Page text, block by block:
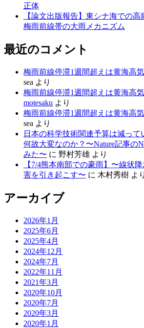
正体
【論文出版報告】東シナ海での
梅雨前線帯の大雨メカニズム
最近のコメント
梅雨前線停滞1週間超えは黄海高
sea より
梅雨前線停滞1週間超えは黄海高
motesaku より
梅雨前線停滞1週間超えは黄海高
sea より
日本の科学技術関連予算は減って
何故大変なのか？〜Nature記事の
みた〜 に 野村芳雄 より
【7/4熊本南部での豪雨】〜線状
害を引き起こす〜 に 木村秀樹 より
アーカイブ
2026年1月
2025年6月
2025年4月
2024年12月
2024年7月
2022年11月
2021年3月
2020年10月
2020年7月
2020年3月
2020年1月